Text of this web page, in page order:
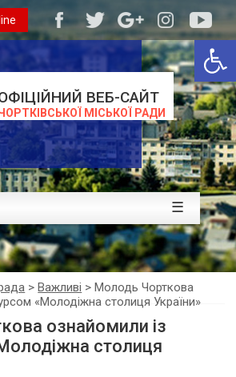
ВЕБ-САЙТ
МІСЬКОЇ РАДИ
☰
>Важливі >Молодь Чорткова
«Молодіжна столиця України»
ознайомили із
столиця